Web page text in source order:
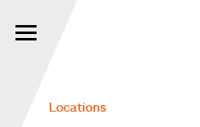
main
Locations